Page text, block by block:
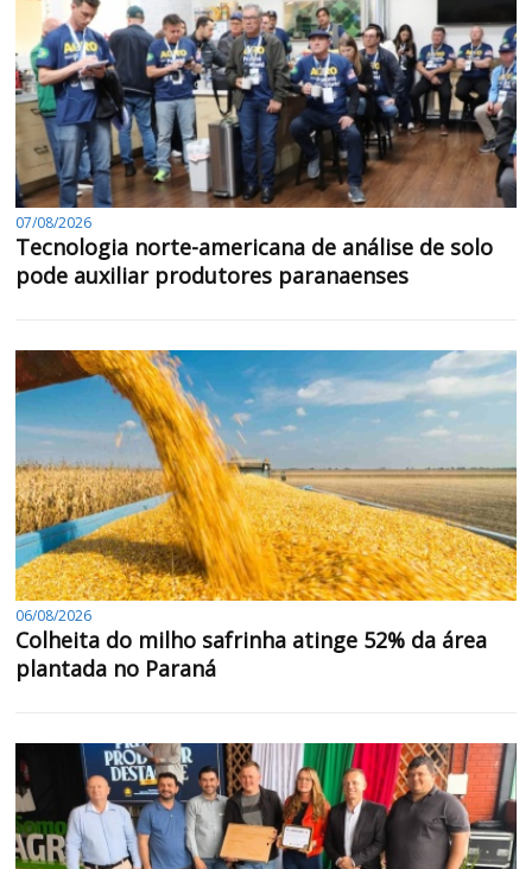
07/08/2026
Tecnologia norte-americana de análise de solo
pode auxiliar produtores paranaenses
06/08/2026
Colheita do milho safrinha atinge 52% da área
plantada no Paraná